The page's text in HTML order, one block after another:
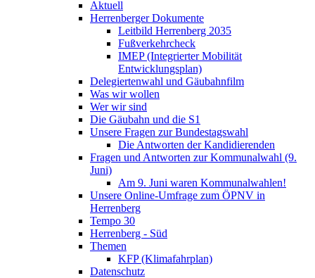
Aktuell
Herrenberger Dokumente
Leitbild Herrenberg 2035
Fußverkehrcheck
IMEP (Integrierter Mobilität
Entwicklungsplan)
Delegiertenwahl und Gäubahnfilm
Was wir wollen
Wer wir sind
Die Gäubahn und die S1
Unsere Fragen zur Bundestagswahl
Die Antworten der Kandidierenden
Fragen und Antworten zur Kommunalwahl (9.
Juni)
Am 9. Juni waren Kommunalwahlen!
Unsere Online-Umfrage zum ÖPNV in
Herrenberg
Tempo 30
Herrenberg - Süd
Themen
KFP (Klimafahrplan)
Datenschutz